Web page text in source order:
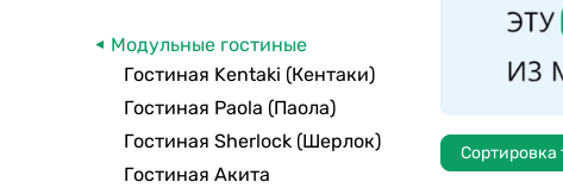
Модульные гостиные
Гостиная Kentaki (Кентаки)
Гостиная Paola (Паола)
Гостиная Sherlock (Шерлок)
Гостиная Акита
Сортировка